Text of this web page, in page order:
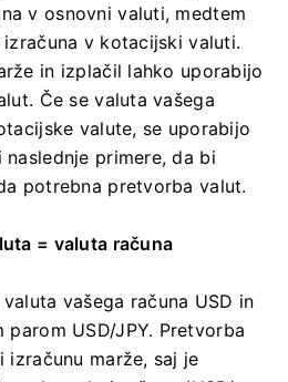
v osnovni valuti, medtem
v kotacijski valuti.
in izplačil lahko uporabijo
Če se valuta vašega
valute, se uporabijo
primere, da bi
potrebna pretvorba valut.
= valuta računa
vašega računa USD in
USD/JPY. Pretvorba
izračunu marže, saj je